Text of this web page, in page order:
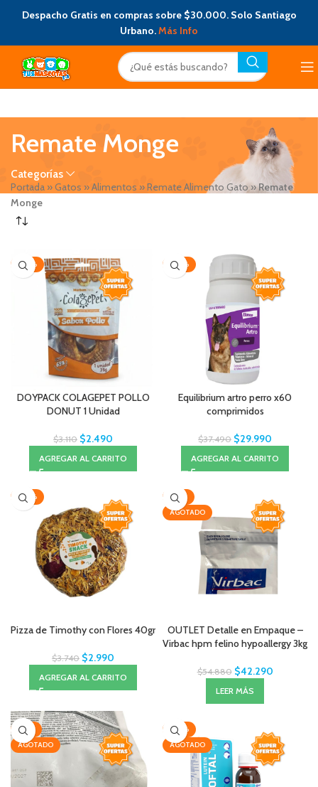
Despacho Gratis en compras sobre $30.000. Solo Santiago
Urbano.Más Info
Remate Monge
Categorías
Portada »Gatos »Alimentos »Remate Alimento Gato»Remate
Monge
-20%
DOYPACK COLAGEPET POLLO
DONUT 1 Unidad
$3.110 $2.490
AGREGAR AL CARRITO
-20%
Equilibrium artro perro x60
comprimidos
$37.490 $29.990
AGREGAR AL CARRITO
-20%
Pizza de Timothy con Flores 40gr
$3.740 $2.990
AGREGAR AL CARRITO
-23%
AGOTADO
OUTLET Detalle en Empaque –
Virbac hpm felino hypoallergy 3kg
$54.880 $42.290
LEER MÁS
-27%
AGOTADO
-20%
AGOTADO